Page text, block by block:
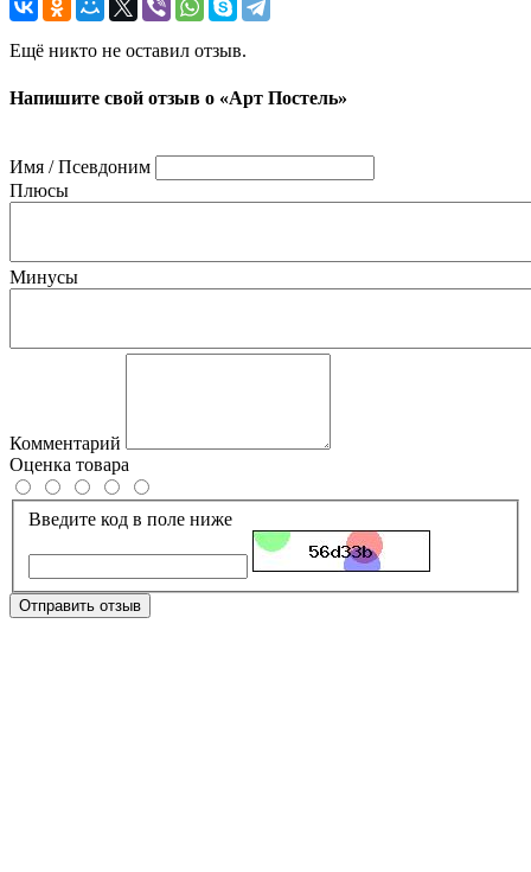
Ещё никто не оставил отзыв.
Напишите свой отзыв о «Арт Постель»
Имя / Псевдоним
Плюсы
Минусы
Комментарий
Оценка товара
Введите код в поле ниже
Отправить отзыв